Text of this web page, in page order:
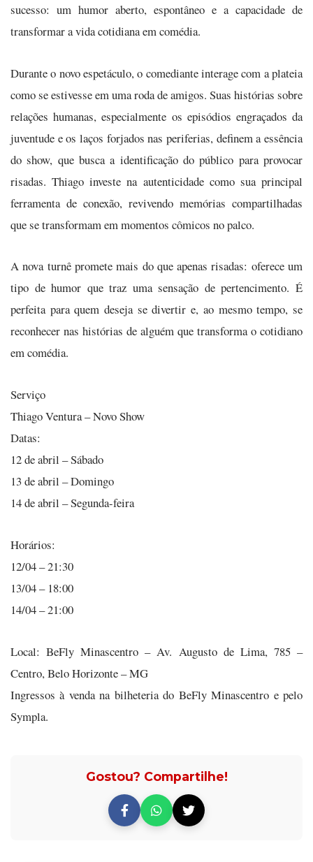
sucesso: um humor aberto, espontâneo e a capacidade de
transformar a vida cotidiana em comédia.
Durante o novo espetáculo, o comediante interage com a plateia
como se estivesse em uma roda de amigos. Suas histórias sobre
relações humanas, especialmente os episódios engraçados da
juventude e os laços forjados nas periferias, definem a essência
do show, que busca a identificação do público para provocar
risadas. Thiago investe na autenticidade como sua principal
ferramenta de conexão, revivendo memórias compartilhadas
que se transformam em momentos cômicos no palco.
A nova turnê promete mais do que apenas risadas: oferece um
tipo de humor que traz uma sensação de pertencimento. É
perfeita para quem deseja se divertir e, ao mesmo tempo, se
reconhecer nas histórias de alguém que transforma o cotidiano
em comédia.
Serviço
Thiago Ventura – Novo Show
Datas:
12 de abril – Sábado
13 de abril – Domingo
14 de abril – Segunda-feira
Horários:
12/04 – 21:30
13/04 – 18:00
14/04 – 21:00
Local: BeFly Minascentro – Av. Augusto de Lima, 785 –
Centro, Belo Horizonte – MG
Ingressos à venda na bilheteria do BeFly Minascentro e pelo
Sympla.
Gostou? Compartilhe!